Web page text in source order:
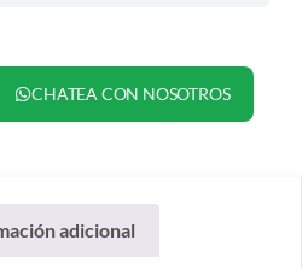
CHATEA CON NOSOTROS
adicional